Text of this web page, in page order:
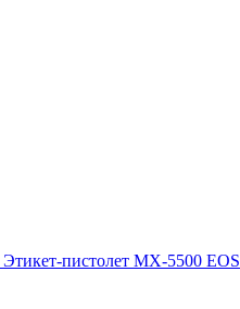
Этикет-пистолет MX‑5500 EOS